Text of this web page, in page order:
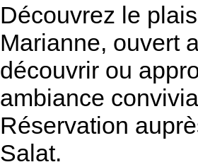
Découvrez le
Marianne, ouvert
découvrir ou
ambiance
Réservation
Salat.